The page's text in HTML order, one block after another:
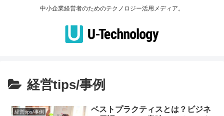
中小企業経営者のためのテクノロジー活用メディア。
経営tips/事例
経営tips/事例
ベストプラクティスとは？ビジネ